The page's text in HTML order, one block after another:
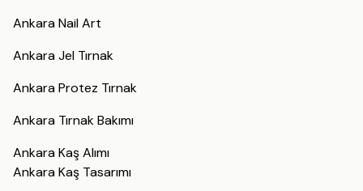
Ankara Nail Art
Ankara Jel Tırnak
Ankara Protez Tırnak
Ankara Tırnak Bakımı
Ankara Kaş Alımı
Ankara Kaş Tasarımı